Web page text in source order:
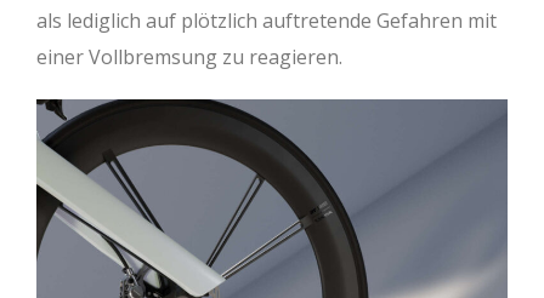
als lediglich auf plötzlich auftretende Gefahren mit
einer Vollbremsung zu reagieren.